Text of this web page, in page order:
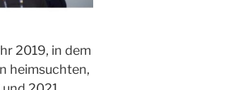
2019, in dem
heimsuchten,